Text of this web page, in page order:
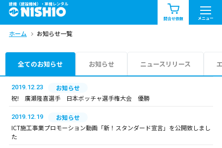
建機（建設機械）・重機レンタル
問合せ依頼 メニュー
商品一覧 お知らせ一覧
問合せ依頼リスト
エリア情報を見る
ホーム お知らせ一覧
全てのお知らせ お知らせ ニュースリリース
2019.12.23
お知らせ
祝! 廣瀬隆喜選手 日本ボッチャ選手権大会 優勝
2019.12.19
お知らせ
ICT施工事業プロモーション動画「新！スタンダード宣言」を公開致しまし
た